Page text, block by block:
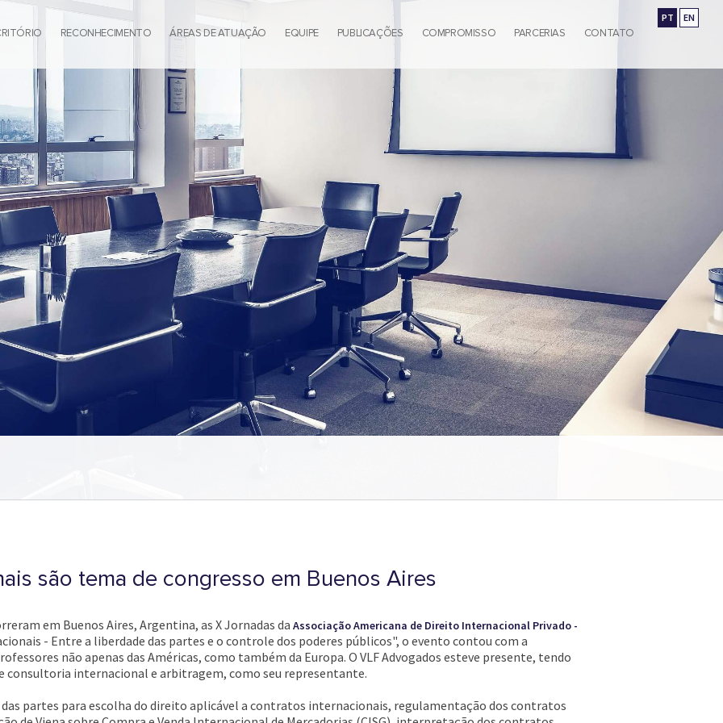
PT EN
RECONHECIMENTO ÁREAS DE ATUAÇÃO EQUIPE PUBLICAÇÕES COMPROMISSO PARCERIAS CONTATO
são tema de congresso em Buenos Aires
em Buenos Aires, Argentina, as X Jornadas da Associação Americana de Direito Internacional Privado -
- Entre a liberdade das partes e o controle dos poderes públicos", o evento contou com a
não apenas das Américas, como também da Europa. O VLF Advogados esteve presente, tendo
consultoria internacional e arbitragem, como seu representante.
partes para escolha do direito aplicável a contratos internacionais, regulamentação dos contratos